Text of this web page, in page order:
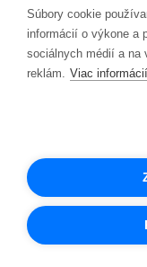
Súbory cookie
informácií o výkone a
sociálnych médií a na
reklám. Viac informácií